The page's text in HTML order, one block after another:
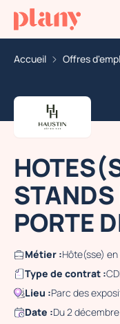
Accueil Offres
PORTE
Métier :Hôte(sse)
Type de contrat :
Lieu :Parc des
Date :Du 2